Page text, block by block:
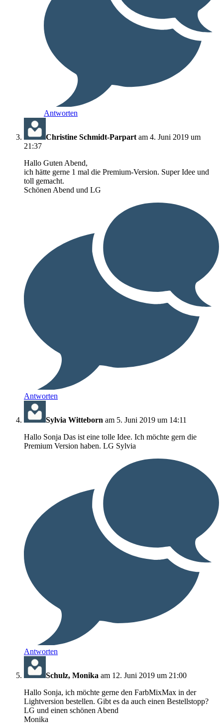
Antworten
Christine Schmidt-Parpart am 4. Juni 2019 um
21:37
Hallo Guten Abend,
ich hätte gerne 1 mal die Premium-Version. Super Idee und
toll gemacht.
Schönen Abend und LG
Antworten
Sylvia Witteborn am 5. Juni 2019 um 14:11
Hallo Sonja Das ist eine tolle Idee. Ich möchte gern die
Premium Version haben. LG Sylvia
Antworten
Schulz, Monika am 12. Juni 2019 um 21:00
Hallo Sonja, ich möchte gerne den FarbMixMax in der
Lightversion bestellen. Gibt es da auch einen Bestellstopp?
LG und einen schönen Abend
Monika